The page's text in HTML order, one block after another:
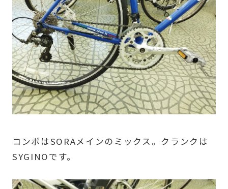
コンポはSORAメインのミックス。クランクは
SYGINOです。